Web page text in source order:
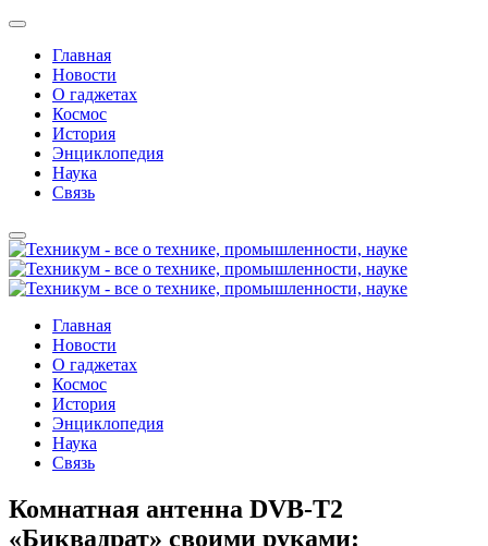
Главная
Новости
О гаджетах
Космос
История
Энциклопедия
Наука
Связь
Главная
Новости
О гаджетах
Космос
История
Энциклопедия
Наука
Связь
Комнатная антенна DVB-T2
«Биквадрат» своими руками: